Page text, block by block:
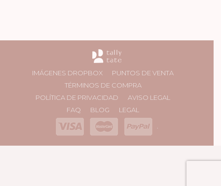
IMÁGENES DROPBOX
PUNTOS DE VENTA
TÉRMINOS DE COMPRA
POLÍTICA DE PRIVACIDAD
AVISO LEGAL
FAQ
BLOG LEGAL
.